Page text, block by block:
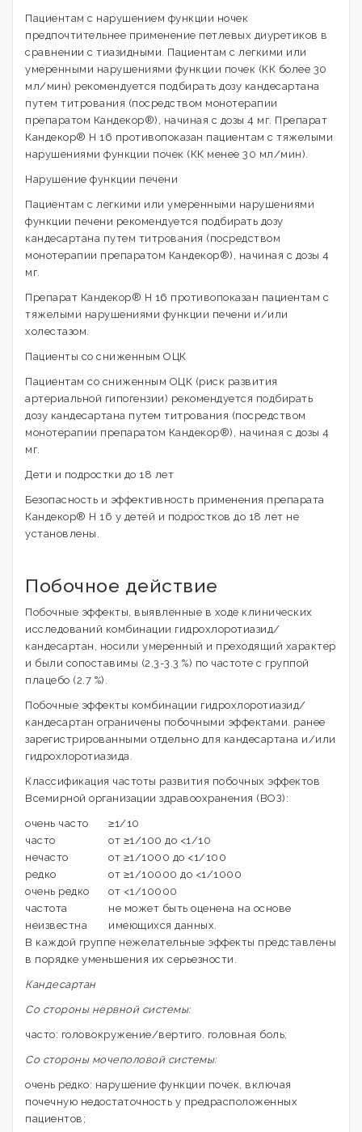
Пациентам с нарушением функции ночек
предпочтительнее применение петлевых диуретиков в
сравнении с тиазидными. Пациентам с легкими или
умеренными нарушениями функции почек (КК более 30
мл/мин) рекомендуется подбирать дозу кандесартана
путем титрования (посредством монотерапии
препаратом Кандекор®), начиная с дозы 4 мг. Препарат
Кандекор® Н 16 противопоказан пациентам с тяжелыми
нарушениями функции почек (КК менее 30 мл/мин).
Нарушение функции печени
Пациентам с легкими или умеренными нарушениями
функции печени рекомендуется подбирать дозу
кандесартана путем титрования (посредством
монотерапии препаратом Кандекор®), начиная с дозы 4
мг.
Препарат Кандекор® Н 16 противопоказан пациентам с
тяжелыми нарушениями функции печени и/или
холестазом.
Пациенты со сниженным ОЦК
Пациентам со сниженным ОЦК (риск развития
артериальной гипогензии) рекомендуется подбирать
дозу кандесартана путем титрования (посредством
монотерапии препаратом Кандекор®), начиная с дозы 4
мг.
Дети и подростки до 18 лет
Безопасность и эффективность применения препарата
Кандекор® Н 16 у детей и подростков до 18 лет не
установлены.
Побочное действие
Побочные эффекты, выявленные в ходе клинических
исследований комбинации гидрохлоротиазид/
кандесартан, носили умеренный и преходящий характер
и были сопоставимы (2,3-3.3 %) по частоте с группой
плацебо (2.7 %).
Побочные эффекты комбинации гидрохлоротиазид/
кандесартан ограничены побочными эффектами. ранее
зарегистрированными отдельно для кандесартана и/или
гидрохлоротиазида.
Классификация частоты развития побочных эффектов
Всемирной организации здравоохранения (ВОЗ):
очень часто
≥1/10
часто
от ≥1/100 до <1/10
нечасто
от ≥1/1000 до <1/100
редко
от ≥1/10000 до <1/1000
очень редко
от <1/10000
частота
неизвестна
не может быть оценена на основе
имеющихся данных.
В каждой группе нежелательные эффекты представлены
в порядке уменьшения их серьезности.
Кандесартан
Со стороны нервной системы:
часто: головокружение/вертиго. головная боль;
Со стороны мочеполовой системы:
очень редко: нарушение функции почек, включая
почечную недостаточность у предрасположенных
пациентов;